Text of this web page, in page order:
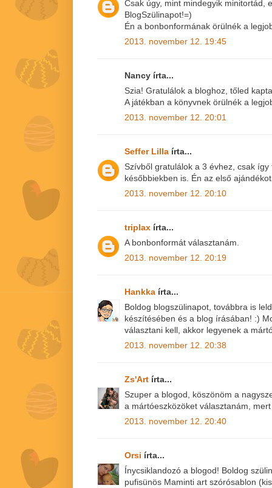
Csak úgy, mint mindegyik minitortád,
BlogSzülinapot!=)
Én a bonbonformának örülnék a
2013. november 12. 19:45
Nancy írta...
Szia! Gratulálok a bloghoz, tőled
A játékban a könyvnek örülnék a
2013. november 12. 20:01
Seffer Lilla írta...
Szívből gratulálok a 3 évhez, csak
későbbiekben is. Én az első
2013. november 12. 20:10
triplax írta...
A bonbonformát választanám.
2013. november 12. 20:19
Hankka írta...
Boldog blogszülinapot, továbbra is
készítésében és a blog írásában! :)
választani kell, akkor legyenek a
2013. november 12. 20:38
Zs'Art írta...
Szuper a blogod, köszönöm a
a mártóeszközöket választanám,
2013. november 12. 20:40
Orsi írta...
Ínycsiklandozó a blogod! Boldog
pufisünös Maminti art szórósablon